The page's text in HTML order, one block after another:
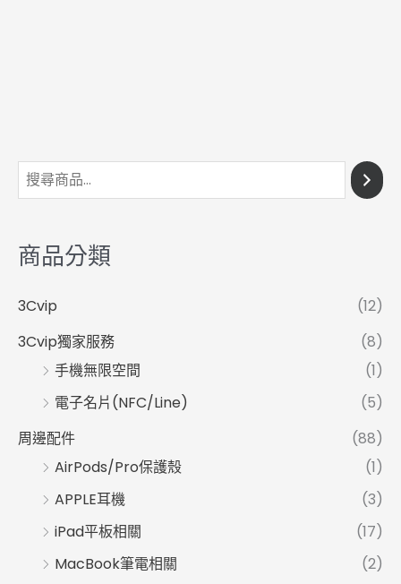
商品分類
3Cvip
(12)
3Cvip獨家服務
(8)
手機無限空間
(1)
電子名片(NFC/Line)
(5)
周邊配件
(88)
AirPods/Pro保護殼
(1)
APPLE耳機
(3)
iPad平板相關
(17)
MacBook筆電相關
(2)